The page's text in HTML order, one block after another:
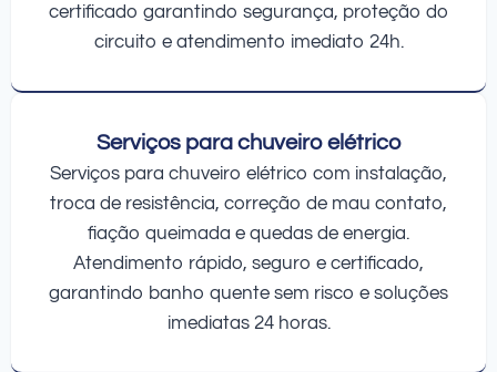
certificado garantindo segurança, proteção do
circuito e atendimento imediato 24h.
Serviços para chuveiro elétrico
Serviços para chuveiro elétrico com instalação,
troca de resistência, correção de mau contato,
fiação queimada e quedas de energia.
Atendimento rápido, seguro e certificado,
garantindo banho quente sem risco e soluções
imediatas 24 horas.